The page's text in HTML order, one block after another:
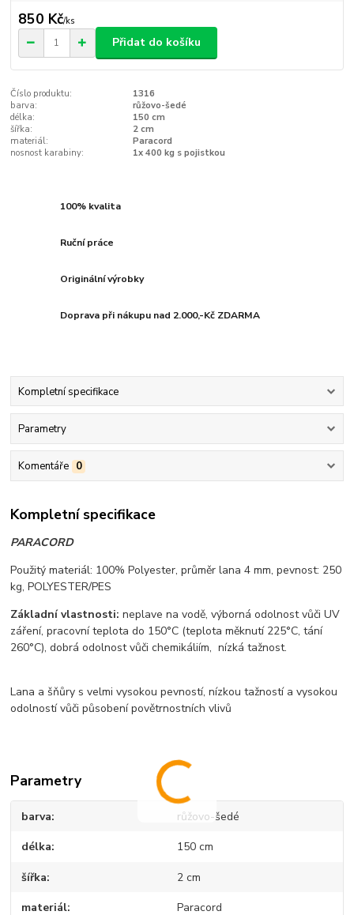
850 Kč/ks
Přidat do košíku
Číslo produktu:
1316
barva:
růžovo-šedé
délka:
150 cm
šířka:
2 cm
materiál:
Paracord
nosnost karabiny:
1x 400 kg s pojistkou
100% kvalita
Ruční práce
Originální výrobky
Doprava při nákupu nad 2.000,-Kč ZDARMA
Kompletní specifikace
Parametry
Komentáře 0
Kompletní specifikace
PARACORD
Použitý materiál: 100%Polyester, průměr lana 4 mm, pevnost: 250
kg, POLYESTER/PES
Základní vlastnosti:neplave na vodě, výborná odolnost vůči UV
záření,pracovní teplota do 150°C (teplota měknutí 225°C, tání
260°C), dobrá odolnost vůči chemikáliím, nízká tažnost.
Lana a šňůry s velmi vysokou pevností, nízkou tažností a vysokou
odolností vůči působení povětrnostních vlivů
Parametry
barva růžovo-šedé
délka 150 cm
šířka 2 cm
materiál Paracord